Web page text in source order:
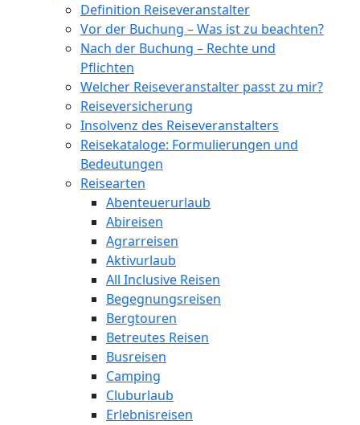
Definition Reiseveranstalter
Vor der Buchung – Was ist zu beachten?
Nach der Buchung – Rechte und
Pflichten
Welcher Reiseveranstalter passt zu mir?
Reiseversicherung
Insolvenz des Reiseveranstalters
Reisekataloge: Formulierungen und
Bedeutungen
Reisearten
Abenteuerurlaub
Abireisen
Agrarreisen
Aktivurlaub
All Inclusive Reisen
Begegnungsreisen
Bergtouren
Betreutes Reisen
Busreisen
Camping
Cluburlaub
Erlebnisreisen